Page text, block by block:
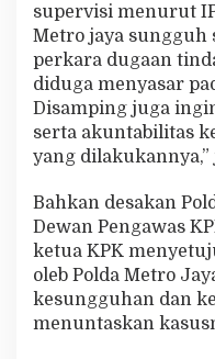
supervisi menurut
Metro jaya
perkara dugaan
diduga menyasar
Disamping juga
serta akuntabilitas
yang dilakukannya,”
Bahkan desakan
Dewan Pengawas
ketua KPK
oleb Polda Metro
kesungguhan dan
menuntaskan